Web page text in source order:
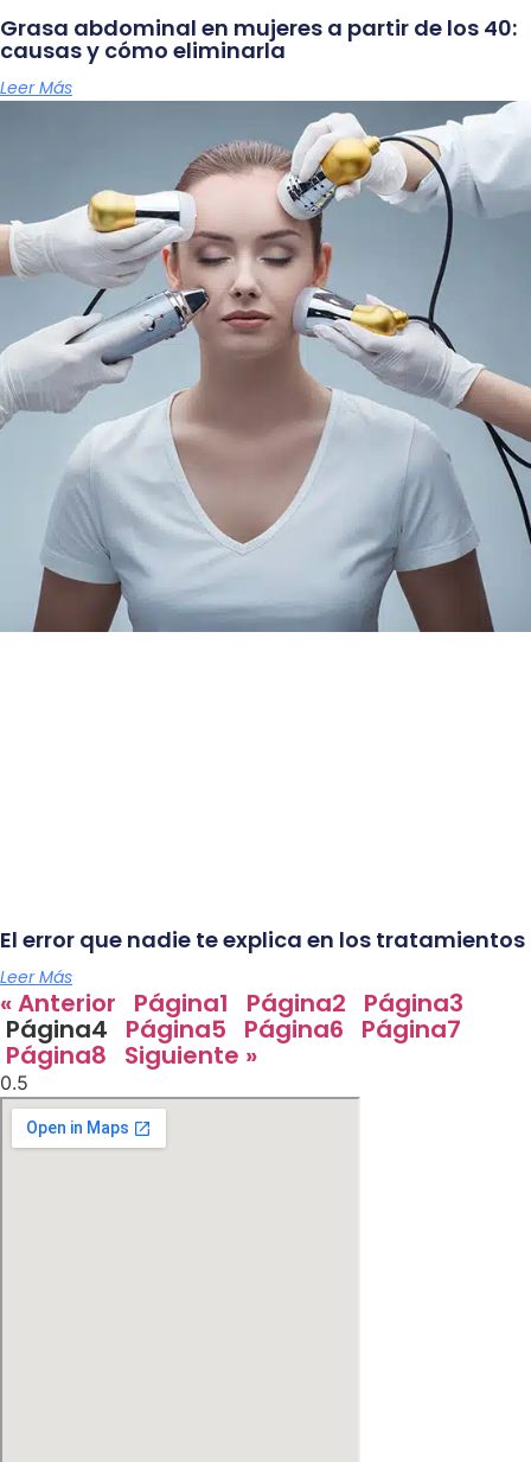
Grasa abdominal en mujeres a partir de los 40:
causas y cómo eliminarla
Leer Más
El error que nadie te explica en los tratamientos
Leer Más
« Anterior Página1 Página2 Página3
Página4 Página5 Página6 Página7
Página8 Siguiente »